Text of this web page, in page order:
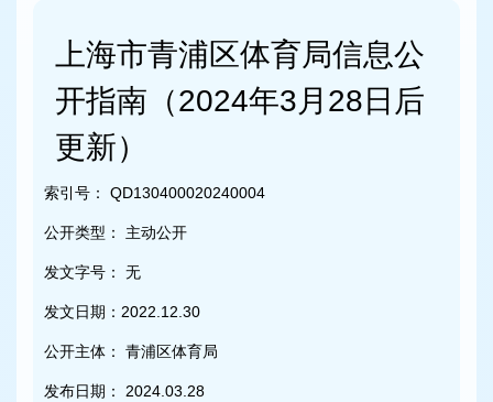
上海市青浦区体育局信息公
开指南（2024年3月28日后
更新）
索引号： QD130400020240004
公开类型： 主动公开
发文字号： 无
发文日期： 2022.12.30
公开主体： 青浦区体育局
发布日期： 2024.03.28